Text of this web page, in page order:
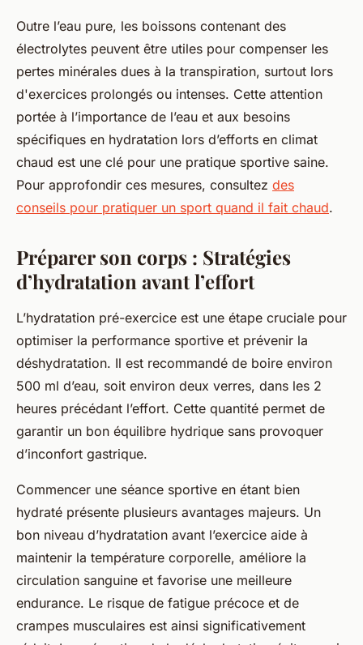
Outre l’eau pure, les boissons contenant des
électrolytes peuvent être utiles pour compenser les
pertes minérales dues à la transpiration, surtout lors
d'exercices prolongés ou intenses. Cette attention
portée à l’importance de l’eau et aux besoins
spécifiques en hydratation lors d’efforts en climat
chaud est une clé pour une pratique sportive saine.
Pour approfondir ces mesures, consultez des
conseils pour pratiquer un sport quand il fait chaud.
Préparer son corps : Stratégies
d’hydratation avant l’effort
L’hydratation pré-exercice est une étape cruciale pour
optimiser la performance sportive et prévenir la
déshydratation. Il est recommandé de boire environ
500 ml d’eau, soit environ deux verres, dans les 2
heures précédant l’effort. Cette quantité permet de
garantir un bon équilibre hydrique sans provoquer
d’inconfort gastrique.
Commencer une séance sportive en étant bien
hydraté présente plusieurs avantages majeurs. Un
bon niveau d’hydratation avant l’exercice aide à
maintenir la température corporelle, améliore la
circulation sanguine et favorise une meilleure
endurance. Le risque de fatigue précoce et de
crampes musculaires est ainsi significativement